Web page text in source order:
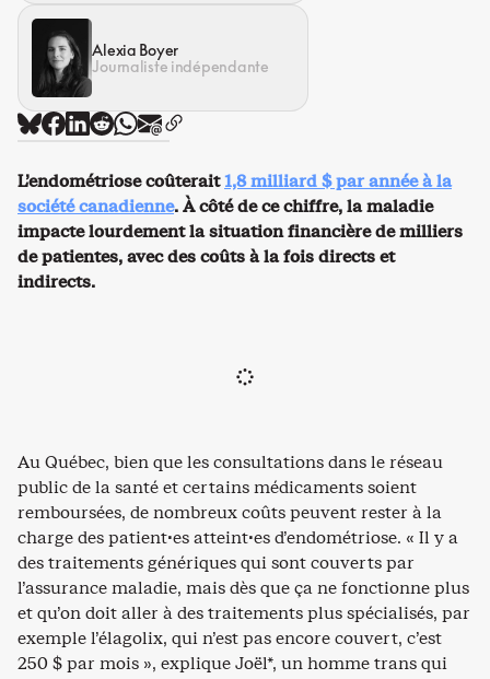
Alexia Boyer
Journaliste indépendante
L’endométriose coûterait1,8 milliard $ par année à la
société canadienne. À côté de ce chiffre, la maladie
impacte lourdement la situation financière de milliers
de patientes, avec des coûts à la fois directs et
indirects.
Au Québec, bien que les consultations dans le réseau
public de la santé et certains médicaments soient
remboursées, de nombreux coûts peuvent rester à la
charge des patient·es atteint·es d’endométriose. « Il y a
des traitements génériques qui sont couverts par
l’assurance maladie, mais dès que ça ne fonctionne plus
et qu’on doit aller à des traitements plus spécialisés, par
exemple l’élagolix, qui n’est pas encore couvert, c’est
250 $ par mois », explique Joël*, un homme trans qui